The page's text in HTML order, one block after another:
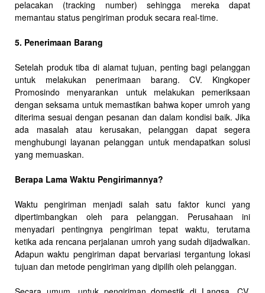
pelacakan (tracking number) sehingga mereka dapat
memantau status pengiriman produk secara real-time.
5. Penerimaan Barang
Setelah produk tiba di alamat tujuan, penting bagi pelanggan
untuk melakukan penerimaan barang. CV. Kingkoper
Promosindo menyarankan untuk melakukan pemeriksaan
dengan seksama untuk memastikan bahwa koper umroh yang
diterima sesuai dengan pesanan dan dalam kondisi baik. Jika
ada masalah atau kerusakan, pelanggan dapat segera
menghubungi layanan pelanggan untuk mendapatkan solusi
yang memuaskan.
Berapa Lama Waktu Pengirimannya?
Waktu pengiriman menjadi salah satu faktor kunci yang
dipertimbangkan oleh para pelanggan. Perusahaan ini
menyadari pentingnya pengiriman tepat waktu, terutama
ketika ada rencana perjalanan umroh yang sudah dijadwalkan.
Adapun waktu pengiriman dapat bervariasi tergantung lokasi
tujuan dan metode pengiriman yang dipilih oleh pelanggan.